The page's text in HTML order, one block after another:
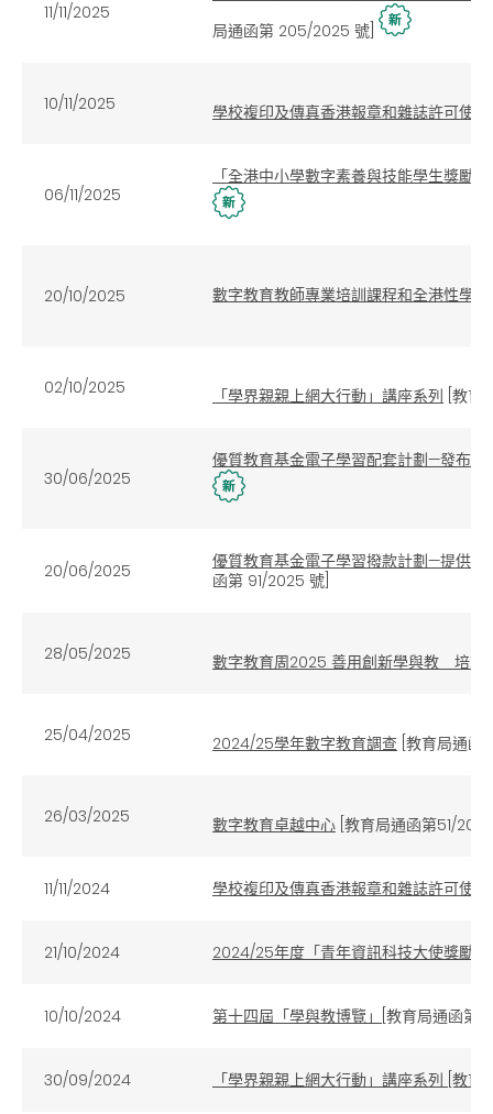
11/11/2025
局通函第 205/2025 號
10/11/2025 學校複印及傳真香港報章和雜誌許可使
06/11/2025
「全港中小學數字素養與技能學生獎勵
20/10/2025 數字教育教師專業培訓課程和全港性學
02/10/2025 「學界親親上網大行動」講座系列 [教育
30/06/2025
優質教育基金電子學習配套計劃—發布和
20/06/2025
優質教育基金電子學習撥款計劃—提供
函第 91/2025 號]
28/05/2025 數字教育周2025 善用創新學與教 培育
25/04/2025 2024/25學年數字教育調查 [教育局通
26/03/2025 數字教育卓越中心 [教育局通函第51/
11/11/2024 學校複印及傳真香港報章和雜誌許可使
21/10/2024 2024/25年度「青年資訊科技大使獎勵
10/10/2024 第十四屆「學與教博覽」 [教育局通函第
30/09/2024 「學界親親上網大行動」講座系列 [教